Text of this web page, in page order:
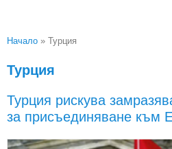
Начало » Турция
Турция
Турция рискува
за присъединяване към